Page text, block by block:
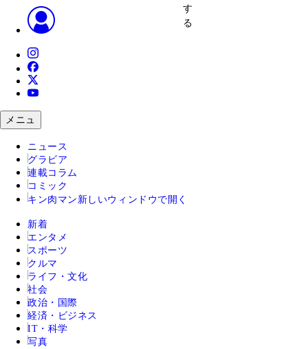
す
る
メニュ
ニュース
グラビア
連載コラム
コミック
キン肉マン 新しいウィンドウで開く
新着
エンタメ
スポーツ
クルマ
ライフ・文化
社会
政治・国際
経済・ビジネス
IT・科学
写真